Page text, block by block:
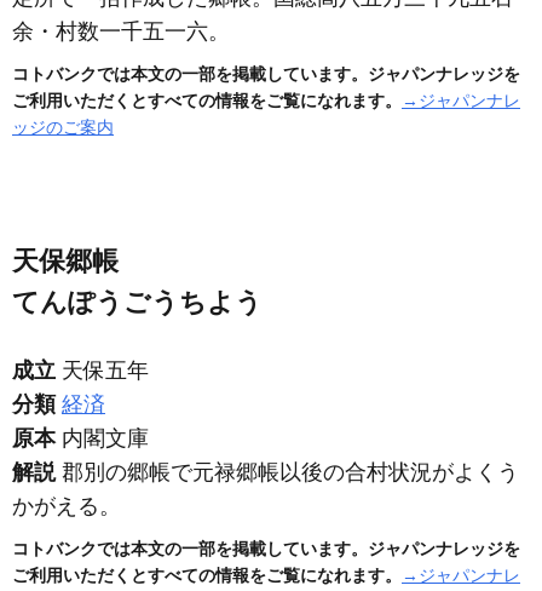
余・村数一千五一六。
コトバンクでは本文の一部を掲載しています。ジャパンナレッジを
ご利用いただくとすべての情報をご覧になれます。
→ジャパンナレ
ッジのご案内
天保郷帳
てんぽうごうちよう
成立 天保五年
分類 経済
原本内閣文庫
解説郡別の郷帳で元禄郷帳以後の合村状況がよくう
かがえる。
コトバンクでは本文の一部を掲載しています。ジャパンナレッジを
ご利用いただくとすべての情報をご覧になれます。
→ジャパンナレ